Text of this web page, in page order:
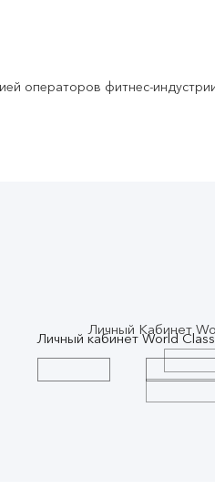
операторов фитнес-
Личный Кабинет
Личный кабинет World Class